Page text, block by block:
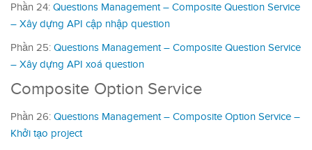
Phần 24: Questions Management – Composite Question Service
– Xây dựng API cập nhập question
Phần 25: Questions Management – Composite Question Service
– Xây dựng API xoá question
Composite Option Service
Phần 26: Questions Management – Composite Option Service –
Khởi tạo project